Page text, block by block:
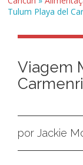
Tulum Playa del
Viagem
por Jackie